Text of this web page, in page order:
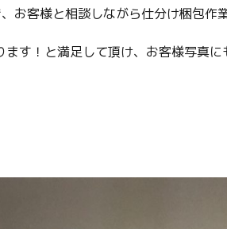
お客様と相談しながら仕分け梱包作
す！と満足して頂け、お客様写真に